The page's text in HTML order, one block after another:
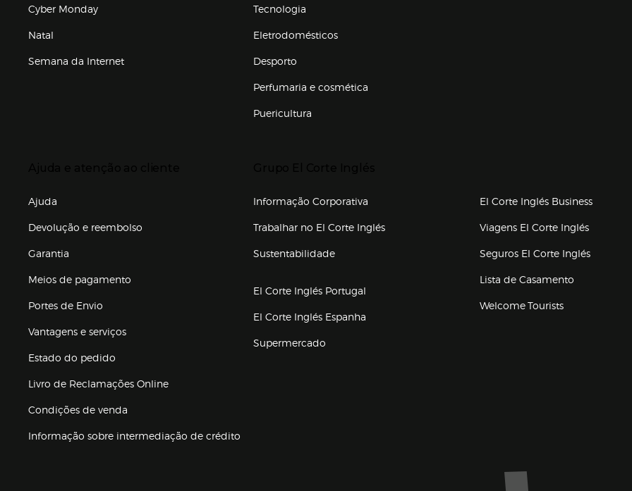
Cyber Monday
Natal
Semana da Internet
Tecnologia
Eletrodomésticos
Desporto
Perfumaria e cosmética
Puericultura
Ajuda
Devolução e reembolso
Garantia
Meios de pagamento
Portes de Envio
Vantagens e serviços
Estado do pedido
Livro de Reclamações Online
Condições de venda
Informação sobre intermediação de crédito
Informação Corporativa
Trabalhar no El Corte Inglés(abre en nueva ventana)
Sustentabilidade
El Corte Inglés Portugal
El Corte Inglés Espanha
Supermercado
El Corte Inglés Business
Viagens El Corte Inglés(abre en
Seguros El Corte Inglés(abre en
Lista de Casamento
Welcome Tourists
Marca El Corte Inglés